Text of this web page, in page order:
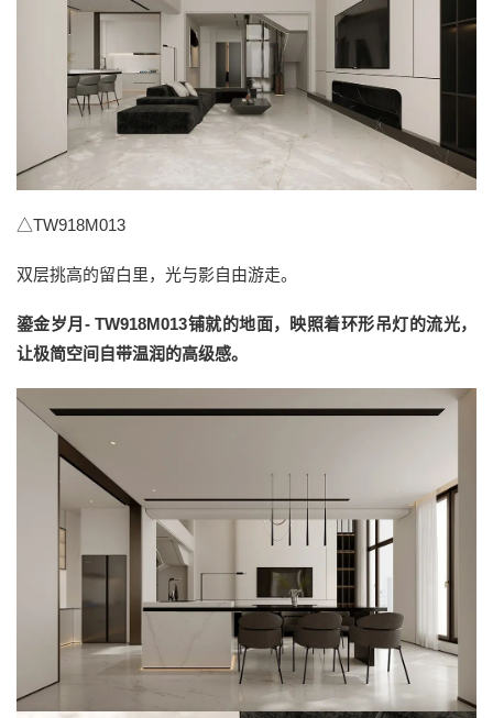
△TW918M013
双层挑高的留白里，光与影自由游走。
鎏金岁月- TW918M013铺就的地面，映照着环形吊灯的流光，
让极简空间自带温润的高级感。